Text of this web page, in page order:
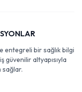
entegreli bir sağlık bilgi
güvenilir altyapısıyla
sağlar.